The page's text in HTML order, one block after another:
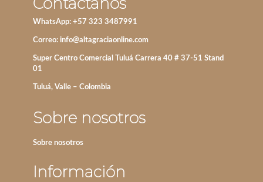
WhatsApp: +57 323 3487991
Correo: info@altagraciaonline.com
Super Centro Comercial Tuluá Carrera 40 # 37-51 Stand
01
Tuluá, Valle – Colombia
Sobre nosotros
Sobre nosotros
Información